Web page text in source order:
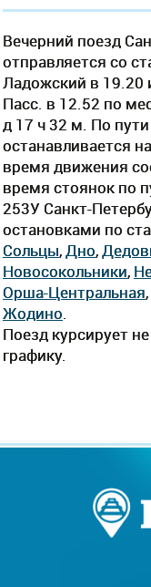
Вечерний поезд
отправляется со
Ладожский в 19.20
Пасс. в 12.52 по
д 17 ч 32 м. По
останавливается
время движения
время стоянок по
253У Санкт-
остановками по
Сольцы, Дно,
Новосокольники,
Орша-Центральная,
Жодино
Поезд курсирует
графику.